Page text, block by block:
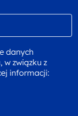
danych
związku z
informacji: